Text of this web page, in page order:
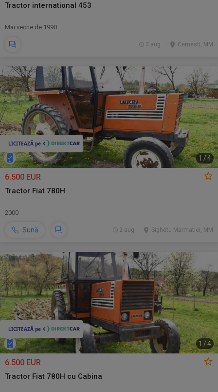
Tractor international 453
Mai veche de 1990
Cernesti, MM
3 aug.
1 /4
6.500 EUR
Tractor Fiat 780H
2000
Sună Sighetu Marmatiei, MM
2 aug.
1 /4
6.500 EUR
Tractor Fiat 780H cu Cabina